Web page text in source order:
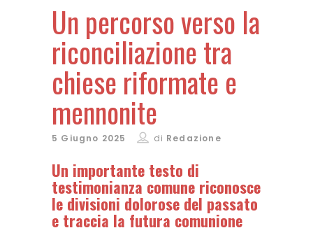
Un percorso verso la
riconciliazione tra
chiese riformate e
mennonite
5 Giugno 2025 di Redazione
Un importante testo di
testimonianza comune riconosce
le divisioni dolorose del passato
e traccia la futura comunione